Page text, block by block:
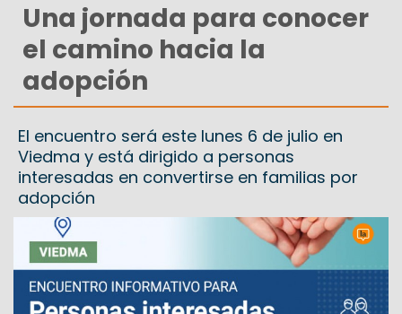
Una jornada para conocer
el camino hacia la
adopción
El encuentro será este lunes 6 de julio en
Viedma y está dirigido a personas
interesadas en convertirse en familias por
adopción